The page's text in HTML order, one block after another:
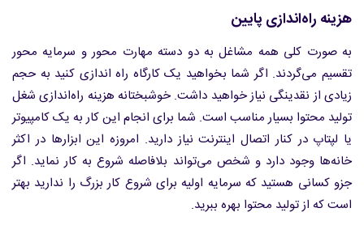
هزینه راه‌اندازی پایین
به صورت کلی همه مشاغل به دو دسته مهارت محور و سرمایه محور
تقسیم می‌گردند. اگر شما بخواهید یک کارگاه راه اندازی کنید به حجم
زیادی از نقدینگی نیاز خواهید داشت. خوشبختانه هزینه راه‌اندازی شغل
تولید محتوا بسیار مناسب است. شما برای انجام این کار به یک کامپیوتر
یا لپتاپ در کنار اتصال اینترنت نیاز دارید. امروزه این ابزارها در اکثر
خانه‌ها وجود دارد و شخص می‌تواند بلافاصله شروع به کار نماید. اگر
جزو کسانی هستید که سرمایه اولیه برای شروع کار بزرگ را ندارید بهتر
است که از تولید محتوا بهره ببرید.